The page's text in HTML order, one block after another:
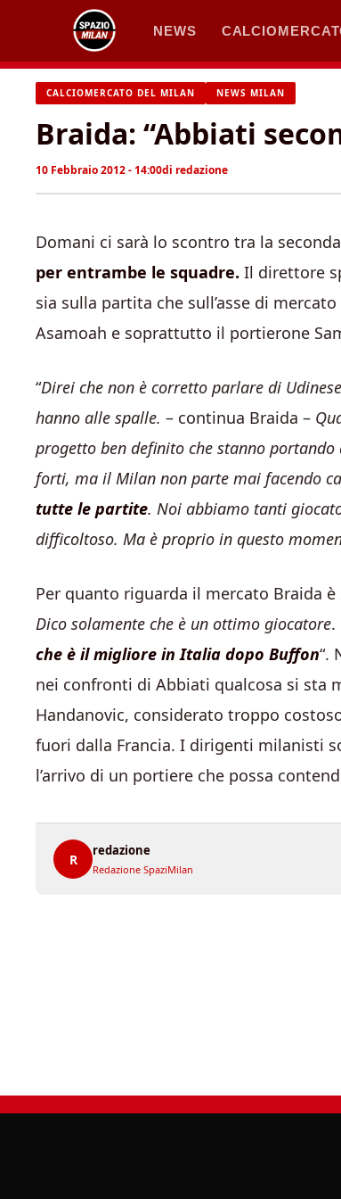
contenuto
NEWS
CALCIOMERCATO DEL MILAN NEWS MILAN
Braida: “Abbiati
10 Febbraio 2012 - 14:00di redazione
Domani ci sarà lo scontro tra la
per entrambe le squadre. Il direttore
sia sulla partita che sull’asse di
Asamoah e soprattutto il portierone
“Direi che non è corretto parlare di
hanno alle spalle. – continua Braida –
progetto ben definito che stanno portando
forti, ma il Milan non parte mai facendo
tutte le partite. Noi abbiamo tanti
difficoltoso. Ma è proprio in questo
Per quanto riguarda il mercato Braida
Dico solamente che è un ottimo giocatore.
che è il migliore in Italia dopo Buffon“.
nei confronti di Abbiati qualcosa si sta
Handanovic, considerato troppo
fuori dalla Francia. I dirigenti milanisti
l’arrivo di un portiere che possa
R
redazione
Redazione SpaziMilan